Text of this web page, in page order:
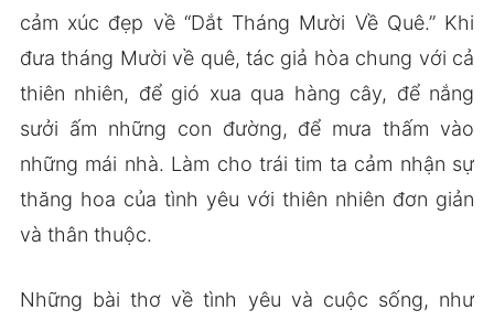
cảm xúc đẹp về “Dắt Tháng Mười Về Quê.” Khi
đưa tháng Mười về quê, tác giả hòa chung với cả
thiên nhiên, để gió xua qua hàng cây, để nắng
sưởi ấm những con đường, để mưa thấm vào
những mái nhà. Làm cho trái tim ta cảm nhận sự
thăng hoa của tình yêu với thiên nhiên đơn giản
và thân thuộc.
Những bài thơ về tình yêu và cuộc sống, như